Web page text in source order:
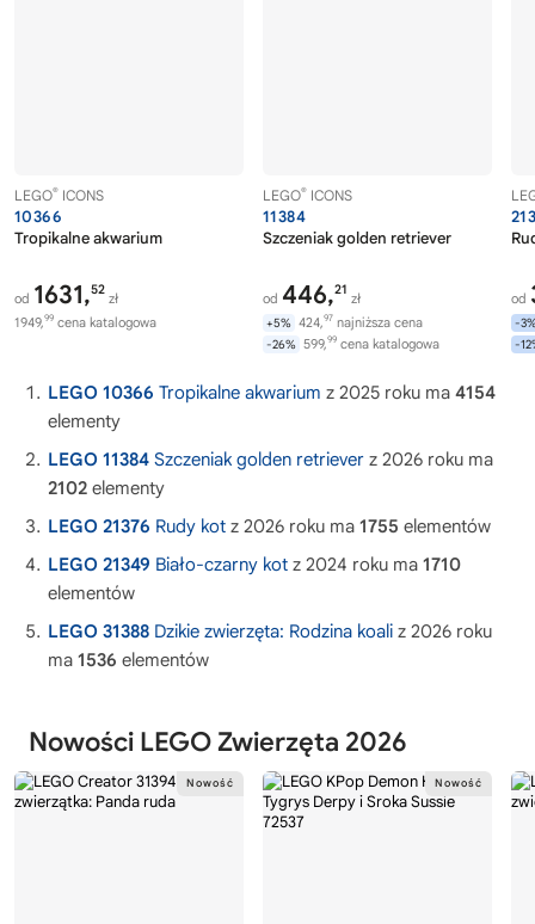
LEGO® ICONS
10366
Tropikalne akwarium
od 1631,52
zł
1949,99 cena katalogowa
LEGO® ICONS
11384
Szczeniak golden retriever
od 446,21
zł
+5% 424,97 najniższa cena
-26% 599,99 cena katalogowa
od
-
-
LEGO 10366 Tropikalne akwarium z 2025 roku ma 4154
elementy
LEGO 11384 Szczeniak golden retriever z 2026 roku ma
2102 elementy
LEGO 21376 Rudy kot z 2026 roku ma 1755 elementów
LEGO 21349 Biało-czarny kot z 2024 roku ma 1710
elementów
LEGO 31388 Dzikie zwierzęta: Rodzina koali z 2026 roku
ma 1536 elementów
Nowości LEGO Zwierzęta 2026